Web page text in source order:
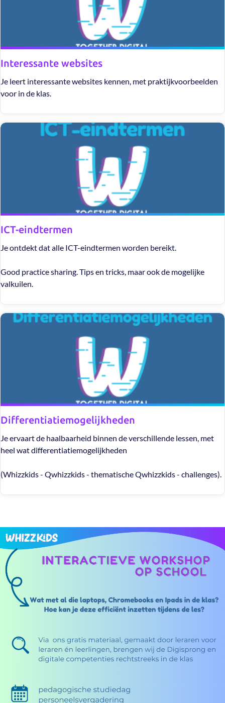
Interessante websites
Je leert interessante websites kennen, met praktijkvoorbeelden
voor in de klas.
ICT-eindtermen
Je ontdekt dat alle ICT-eindtermen worden bereikt.
Good practice sharing. Tips en tricks, maar ook de mogelijke
valkuilen.
Differentiatiemogelijkheden
Je ervaart de haalbaarheid binnen de verschillende lessen, met
heel wat differentiatiemogelijkheden
(Whizzkids - Qwhizzkids - thematische Qwhizzkids - challenges).